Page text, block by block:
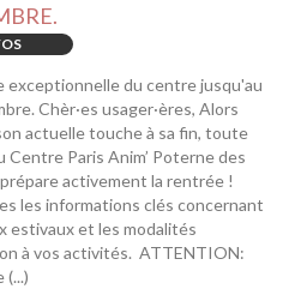
exceptionnelle du centre jusqu'au
Chèr·es usager·ères, Alors
actuelle touche à sa fin, toute
Centre Paris Anim’ Poterne des
activement la rentrée !
les informations clés concernant
estivaux et les modalités
à vos activités. ATTENTION:
(...)